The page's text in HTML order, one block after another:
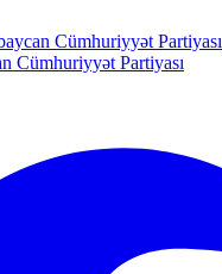
Cümhuriyyət Partiyası
Cümhuriyyət Partiyası